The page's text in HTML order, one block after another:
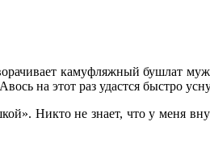
камуфляжный бушлат
на этот раз удастся быстро
Никто не знает, что у меня